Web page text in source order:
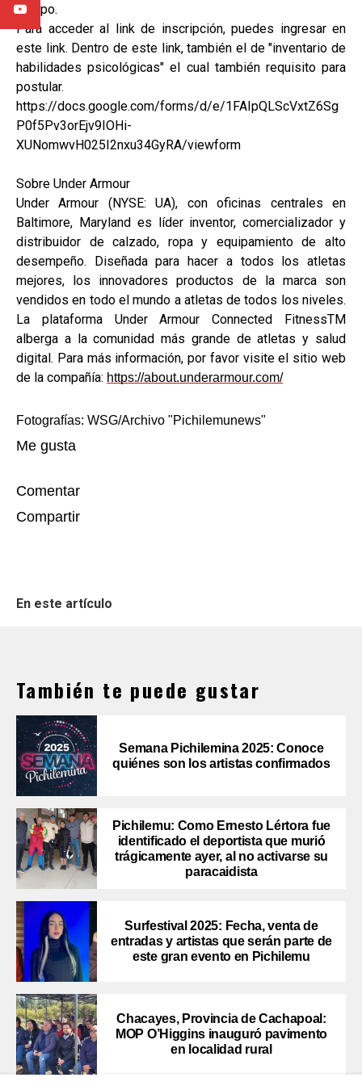
equipo.
Para acceder al link de inscripción, puedes ingresar en
este link. Dentro de este link, también el de "inventario de
habilidades psicológicas" el cual también requisito para
postular.
https://docs.google.com/forms/d/e/1FAIpQLScVxtZ6Sg
P0f5Pv3orEjv9IOHi-
XUNomwvH025I2nxu34GyRA/viewform
Sobre Under Armour
Under Armour (NYSE: UA), con oficinas centrales en
Baltimore, Maryland es líder inventor, comercializador y
distribuidor de calzado, ropa y equipamiento de alto
desempeño. Diseñada para hacer a todos los atletas
mejores, los innovadores productos de la marca son
vendidos en todo el mundo a atletas de todos los niveles.
La plataforma Under Armour Connected FitnessTM
alberga a la comunidad más grande de atletas y salud
digital. Para más información, por favor visite el sitio web
de la compañía: https://about.underarmour.com/
Fotografías: WSG/Archivo "Pichilemunews"
Me gusta
Comentar
Compartir
En este artículo
También te puede gustar
Semana Pichilemina 2025: Conoce
quiénes son los artistas confirmados
Pichilemu: Como Ernesto Lértora fue
identificado el deportista que murió
trágicamente ayer, al no activarse su
paracaidista
Surfestival 2025: Fecha, venta de
entradas y artistas que serán parte de
este gran evento en Pichilemu
Chacayes, Provincia de Cachapoal:
MOP O’Higgins inauguró pavimento
en localidad rural